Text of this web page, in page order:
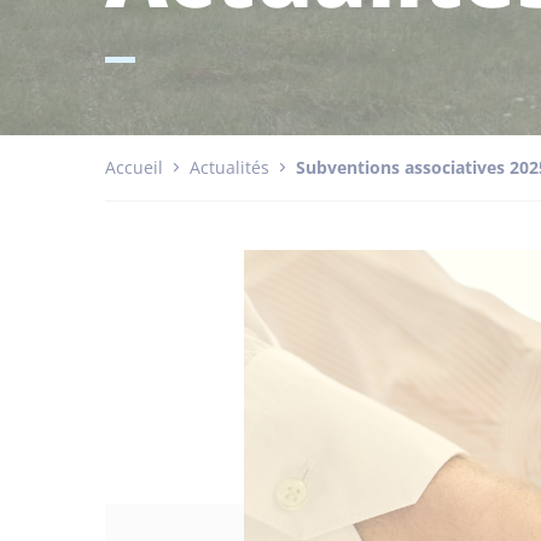
Accueil Actualités Subventions associatives